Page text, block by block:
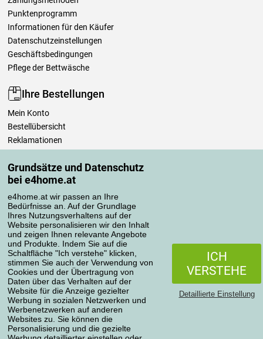
Grundsätze und Datenschutz
bei e4home.at
e4home.at wir passen an Ihre
Bedürfnisse an. Auf der Grundlage
Ihres Nutzungsverhaltens auf der
Website personalisieren wir den Inhalt
und zeigen Ihnen relevante Angebote
und Produkte. Indem Sie auf die
Schaltfläche "Ich verstehe" klicken,
stimmen Sie auch der Verwendung von
Cookies und der Übertragung von
Daten über das Verhalten auf der
Website für die Anzeige gezielter
Werbung in sozialen Netzwerken und
Werbenetzwerken auf anderen
Websites zu. Sie können die
Personalisierung und die gezielte
ICH
VERSTEHE
Detaillierte Einstellung
Punktenprogramm
Informationen für den Käufer
Datenschutzeinstellungen
Geschäftsbedingungen
Pflege der Bettwäsche
Ihre Bestellungen
Mein Konto
Bestellübersicht
Reklamationen
Einfach mehr wissen
Richtlinien zur Verarbeitung von Bewertungen
Transportarten
Zahlungsmethoden